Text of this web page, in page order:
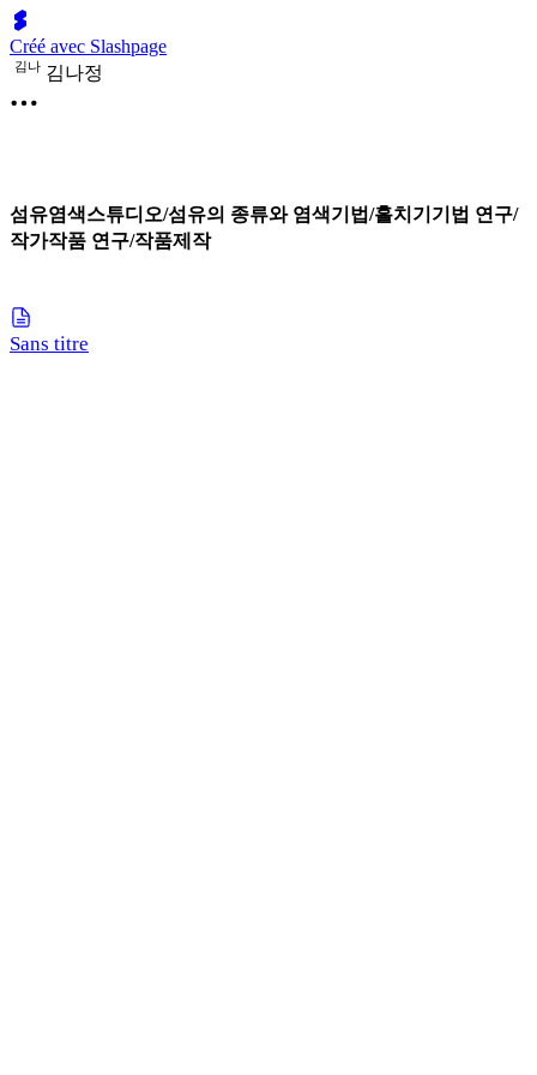
Créé avec Slashpage
김나 김나정
섬유염색스튜디오/섬유의 종류와 염색기법/홀치기기법 연구/
작가작품 연구/작품제작
Sans titre